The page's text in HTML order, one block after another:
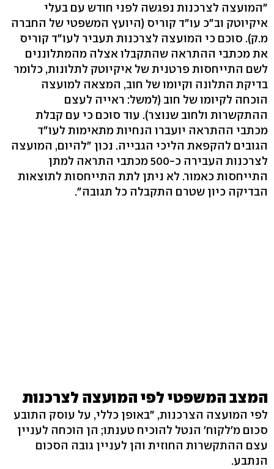
"המועצה לצרכנות נפגשה לפני חודש עם בעלי
איקיוטק וב"כ עו"ד קוריס (היועץ המשפטי של החברה
מ.ק). סוכם כי המועצה לצרכנות תעביר לעו"ד קוריס
את מכתבי ההתראה שהתקבלו אצלה מהמתלוננים
לשם התייחסות פרטנית של איקיוטק לתלונות, כלומר
בדיקת התלונה וקיומו של חוב, המצאה למועצה
הוכחה לקיומו של חוב (למשל: ראייה לעצם
ההתקשרות ולחוב שנוצר). עוד סוכם כי עם קבלת
מכתבי ההתראה יועברו הנחיות מתאימות לעו"ד
הגובים להקפאת הליכי הגבייה. נכון "להיום, המועצה
לצרכנות העבירה כ-500 מכתבי התראה למתן
התייחסות כאמור. לא ניתן לתת התייחסות לתוצאות
הבדיקה כיון שטרם התקבלה כל תגובה".
המצב המשפטי לפי המועצה לצרכנות
לפי המועצה הצרכנות, "באופן כללי, על עוסק התובע
סכום מ'לקוח' הנטל להוכיח טענתו; הן הוכחה לעניין
עצם ההתקשרות החוזית והן לעניין גובה הסכום
הנתבע.